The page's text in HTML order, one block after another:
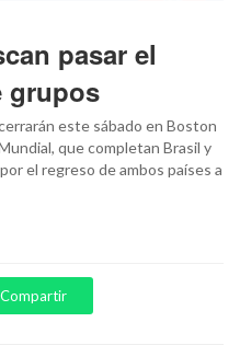
pasar el
grupos
este sábado en Boston
que completan Brasil y
el regreso de ambos países a
Compartir